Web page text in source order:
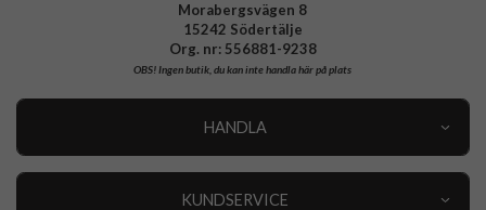
Morabergsvägen 8
15242 Södertälje
Org. nr: 556881-9238
OBS!Ingen butik, du kan inte handla här på plats
HANDLA
KUNDSERVICE